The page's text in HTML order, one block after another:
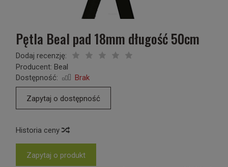
Pętla Beal pad 18mm długość 50cm
Dodaj recenzję:
Producent: Beal
Dostępność:
Brak
Zapytaj o dostępność
Historia ceny
Zapytaj o produkt